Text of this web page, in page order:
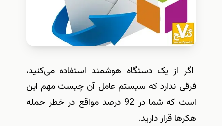
اگر از یک دستگاه هوشمند استفاده می‌کنید،
فرقی ندارد که سیستم عامل آن چیست مهم این
است که شما در 92 درصد مواقع در خطر حمله
هکرها قرار دارید.